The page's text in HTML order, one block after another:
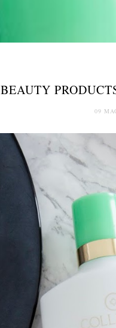
BEAUTY
09